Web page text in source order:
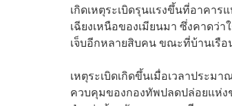
เกิดเหตุระเบิดรุนแรงขึ้นที่อาคาร
เฉียงเหนือของเมียนมา ซึ่งคาดว่
เจ็บอีกหลายสิบคน ขณะที่บ้านเรือ
เหตุระเบิดเกิดขึ้นเมื่อเวลาประ
ควบคุมของกองทัพปลดปล่อยแห่งช